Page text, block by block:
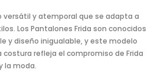
versátil y atemporal que se adapta a
Los Pantalones Frida son conocidos
y diseño inigualable, y este modelo
costura refleja el compromiso de Frida
la moda.